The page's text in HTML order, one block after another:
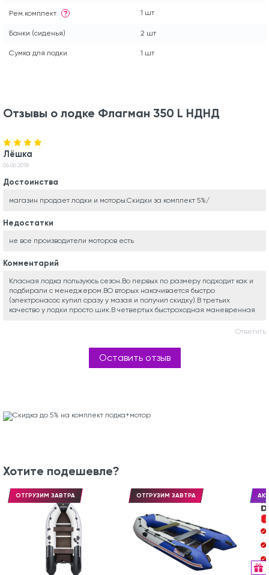
Рем.комплект ? 1 шт
Банки (сиденья) 2 шт
Сумка для лодки 1 шт
Отзывы о лодке Флагман 350 L НДНД
Лёшка
06.06.2018
Достоинства
магазин продает лодки и моторы.Скидки за комплект 5%/
Недостатки
не все производители моторов есть
Комментарий
Класная лодка пользуюсь сезон.Во первых по размеру подходит как и
подбирали с менеджером.ВО вторых накачивается быстро
(электронасос купил сразу у мазая и получил скидку).В третьих
качество у лодки просто шик.В четвертых быстроходная маневренная
Ответить
Оставить отзыв
Хотите подешевле?
ОТГРУЗИМ ЗАВТРА ОТГРУЗИМ ЗАВТРА